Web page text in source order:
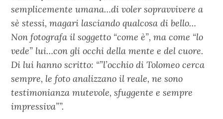
semplicemente umana…di voler sopravvivere a
sè stessi, magari lasciando qualcosa di bello…
Non fotografa il soggetto “come è”, ma come “lo
vede” lui…con gli occhi della mente e del cuore.
Di lui hanno scritto: “”l’occhio di Tolomeo cerca
sempre, le foto analizzano il reale, ne sono
testimonianza mutevole, sfuggente e sempre
impressiva””.